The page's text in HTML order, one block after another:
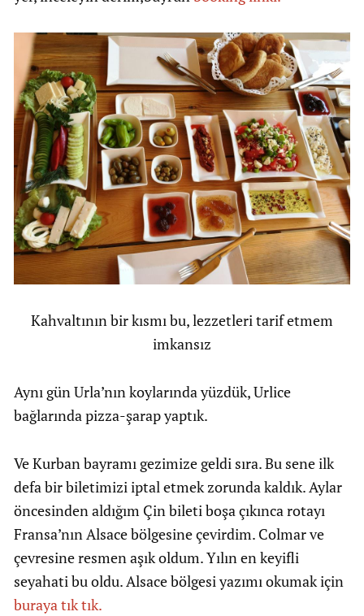
Kahvaltının bir kısmı bu, lezzetleri tarif etmem
imkansız
Aynı gün Urla’nın koylarında yüzdük, Urlice
bağlarında pizza-şarap yaptık.
Ve Kurban bayramı gezimize geldi sıra. Bu sene ilk
defa bir biletimizi iptal etmek zorunda kaldık. Aylar
öncesinden aldığım Çin bileti boşa çıkınca rotayı
Fransa’nın Alsace bölgesine çevirdim. Colmar ve
çevresine resmen aşık oldum. Yılın en keyifli
seyahati bu oldu. Alsace bölgesi yazımı okumak için
buraya tık tık.